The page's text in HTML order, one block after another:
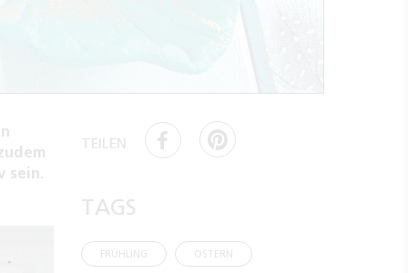
sein.
TEILEN
TAGS
FRÜHLING OSTERN